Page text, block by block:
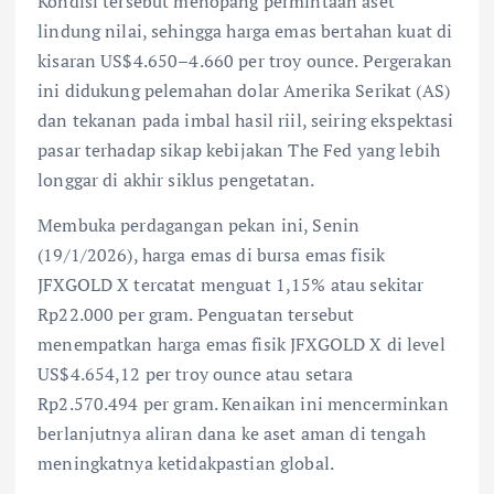
lindung nilai, sehingga harga emas bertahan kuat di
kisaran US$4.650–4.660 per troy ounce. Pergerakan
ini didukung pelemahan dolar Amerika Serikat (AS)
dan tekanan pada imbal hasil riil, seiring ekspektasi
pasar terhadap sikap kebijakan The Fed yang lebih
longgar di akhir siklus pengetatan.
Membuka perdagangan pekan ini, Senin
(19/1/2026), harga emas di bursa emas fisik
JFXGOLD X tercatat menguat 1,15% atau sekitar
Rp22.000 per gram. Penguatan tersebut
menempatkan harga emas fisik JFXGOLD X di level
US$4.654,12 per troy ounce atau setara
Rp2.570.494 per gram. Kenaikan ini mencerminkan
berlanjutnya aliran dana ke aset aman di tengah
meningkatnya ketidakpastian global.